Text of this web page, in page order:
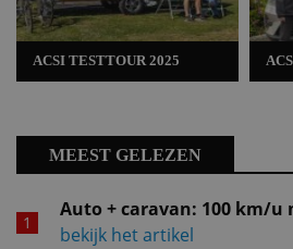
ACSI TESTTOUR 2025
MEEST GELEZEN
Auto + caravan: 100 km/u
bekijk het artikel